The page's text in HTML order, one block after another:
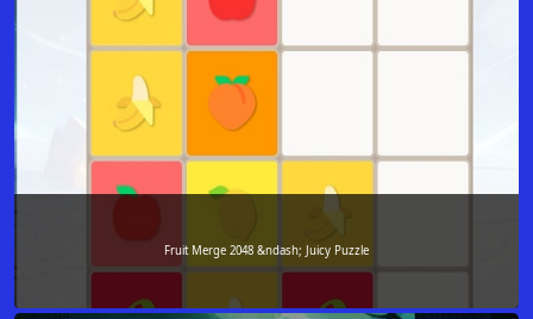
Fruit Merge 2048 &ndash; Juicy Puzzle